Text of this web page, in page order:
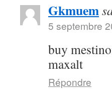
Gkmuem
5 septembre
buy
maxalt
Répondre